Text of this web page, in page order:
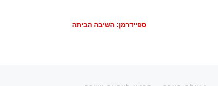
ספיידרמן: השיבה הביתה